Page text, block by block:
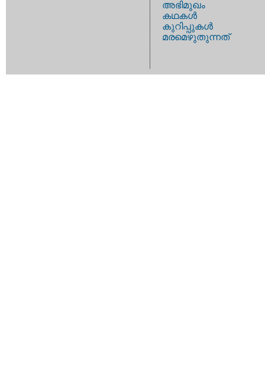
അഭിമുഖം
കഥകള്‍
കുറിപ്പുകള്‍
മരമെഴുതുന്നത്